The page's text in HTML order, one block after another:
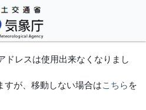
ドレスは使用出来なくなりまし
が、移動しない場合はこちら を